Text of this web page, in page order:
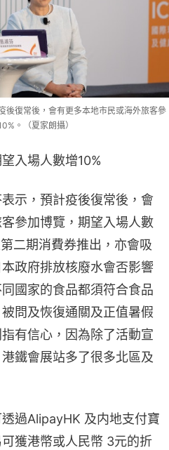
後復常後，會有更多本地市民或海外旅客參
。（夏家朗攝）
入場人數增10%
示，預計疫後復常後，會
參加博覽，期望入場人數
二期消費券推出，亦會吸
政府排放核廢水會否影響
國家的食品都須符合食品
問及恢復通關及正值暑假
有信心，因為除了活動宣
鐵會展站多了很多北區及
過AlipayHK 及内地支付寶
獲港幣或人民幣 3元的折